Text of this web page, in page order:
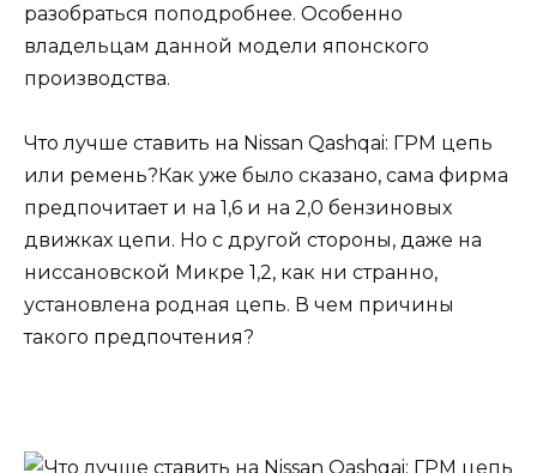
разобраться поподробнее. Особенно
владельцам данной модели японского
производства.
Что лучше ставить на Nissan Qashqai: ГРМ цепь
или ремень?Как уже было сказано, сама фирма
предпочитает и на 1,6 и на 2,0 бензиновых
движках цепи. Но с другой стороны, даже на
ниссановской Микре 1,2, как ни странно,
установлена родная цепь. В чем причины
такого предпочтения?